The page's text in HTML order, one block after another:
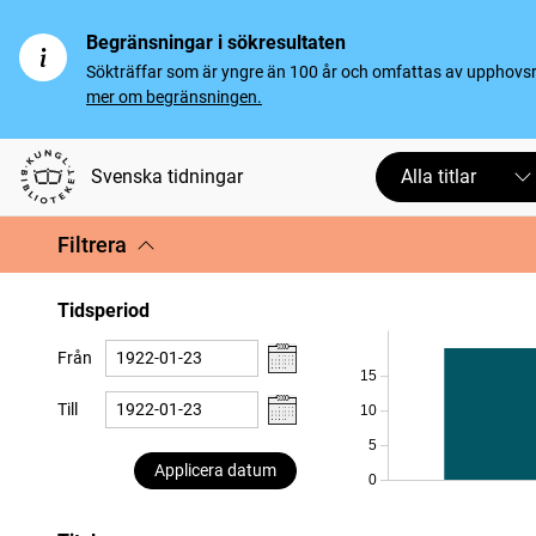
Begränsningar i sökresultaten
Sökträffar som är yngre än 100 år och omfattas av
mer om begränsningen.
Svenska tidningar Alla titlar
Filtrera
Tidsperiod
Från
Till
Applicera datum
0
5
10
15